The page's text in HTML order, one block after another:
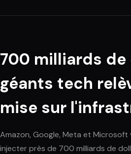
700 milliards de
géants tech
mise sur
Amazon, Google, Meta et
injecter près de 700 milliards de